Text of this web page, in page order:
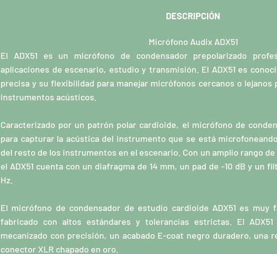
DESCRIPCIÓN
Micrófono Audix ADX51
El ADX51 es un micrófono de condensador prepolarizado
aplicaciones de escenario, estudio y transmisión. El ADX51 es
precisa y su flexibilidad para manejar micrófonos cercanos o lejanos
instrumentos acústicos.
Caracterizado por un patrón polar cardioide, el micrófono de
para capturar la acústica del instrumento que se está
del resto de los instrumentos en el escenario. Con un amplio rango de
el ADX51 cuenta con un diafragma de 14 mm, un pad de -10 dB y un
Hz.
El micrófono de condensador de estudio cardioide ADX51 es muy
fabricado con altos estándares y tolerancias estrictas. El
mecanizado con precisión, un acabado E-coat negro duradero, una
conector XLR chapado en oro.